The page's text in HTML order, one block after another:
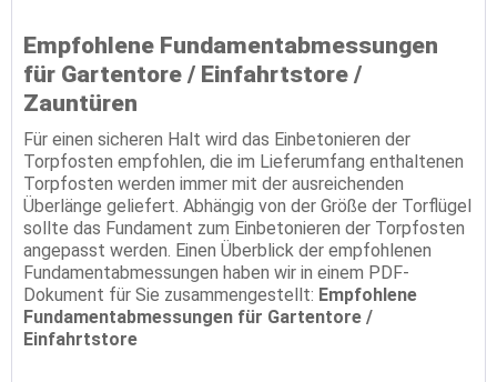
Empfohlene Fundamentabmessungen
für Gartentore / Einfahrtstore /
Zauntüren
Für einen sicheren Halt wird das Einbetonieren der
Torpfosten empfohlen, die im Lieferumfang enthaltenen
Torpfosten werden immer mit der ausreichenden
Überlänge geliefert. Abhängig von der Größe der Torflügel
sollte das Fundament zum Einbetonieren der Torpfosten
angepasst werden. Einen Überblick der empfohlenen
Fundamentabmessungen haben wir in einem PDF-
Dokument für Sie zusammengestellt: Empfohlene
Fundamentabmessungen für Gartentore /
Einfahrtstore